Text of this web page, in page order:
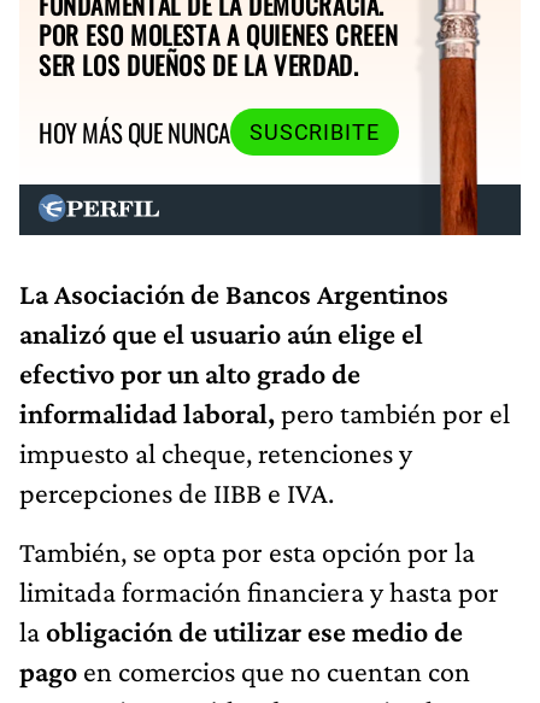
POR ESO MOLESTA A QUIENES CREEN
SER LOS DUEÑOS DE LA VERDAD.
HOY MÁS QUE NUNCA
SUSCRIBITE
La Asociación de Bancos Argentinos
analizó que el usuario aún elige el
efectivo por un alto grado de
informalidad laboral,pero también por el
impuesto al cheque, retenciones y
percepciones de IIBB e IVA.
También, se opta por esta opción por la
limitada formación financiera y hasta por
laobligación de utilizar ese medio de
pago en comercios que no cuentan con